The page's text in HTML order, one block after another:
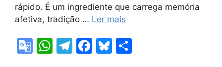
rápido. É um ingrediente que carrega memória
afetiva, tradição … Ler mais
G
W T
F
Bl